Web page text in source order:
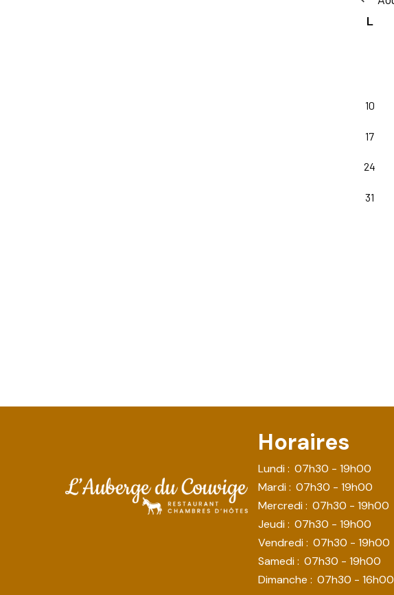
Horaires
Lundi : 07h30 - 19h00
Mardi : 07h30 - 19h00
Mercredi : 07h30 - 19h00
Jeudi : 07h30 - 19h00
Vendredi : 07h30 - 19h00
Samedi : 07h30 - 19h00
Dimanche : 07h30 - 16h00